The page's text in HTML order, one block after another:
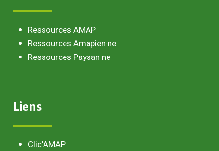
Ressources AMAP
Ressources Amapien·ne
Ressources Paysan·ne
Liens
Clic’AMAP